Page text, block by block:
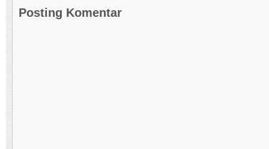
Posting Komentar